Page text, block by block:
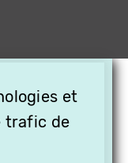
et
trafic de
EN
VOS
!